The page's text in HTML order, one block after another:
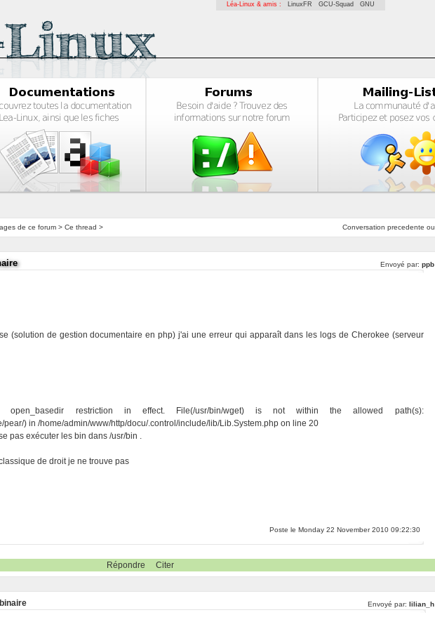
Léa-Linux & amis : LinuxFR GCU-Squad GNU
Conversation precedente ou
de ce forum> Ce thread >
Envoyé par: ppb
(solution de gestion documentaire en php) j'ai une erreur qui apparaît dans les logs de Cherokee (serveur
open_basedir restriction in effect. File(/usr/bin/wget) is not within the allowed path(s):
pear/) in /home/admin/www/http/docu/.control/include/lib/Lib.System.php on line 20
pas exécuter les bin dans /usr/bin .
de droit je ne trouve pas
Poste le Monday 22 November 2010 09:22:30
Répondre Citer
Envoyé par: lilian_h